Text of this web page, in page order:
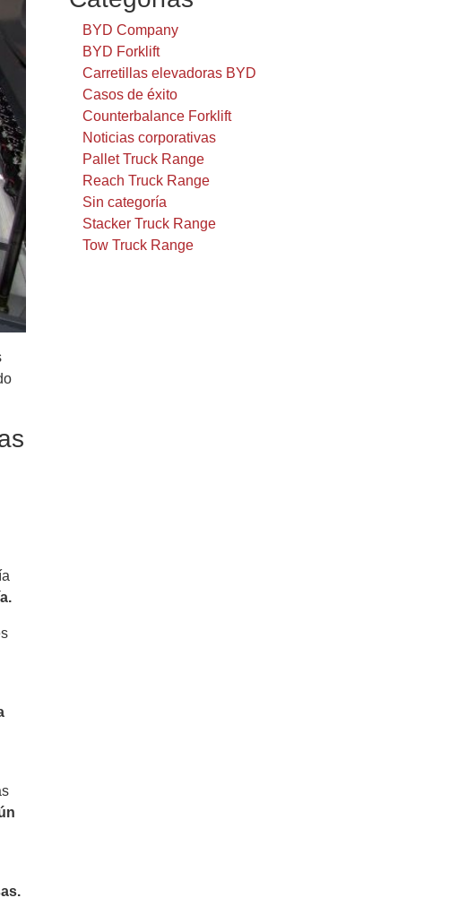
BYD Company
BYD Forklift
Carretillas elevadoras BYD
Casos de éxito
Counterbalance Forklift
Noticias corporativas
Pallet Truck Range
Reach Truck Range
Sin categoría
Stacker Truck Range
Tow Truck Range